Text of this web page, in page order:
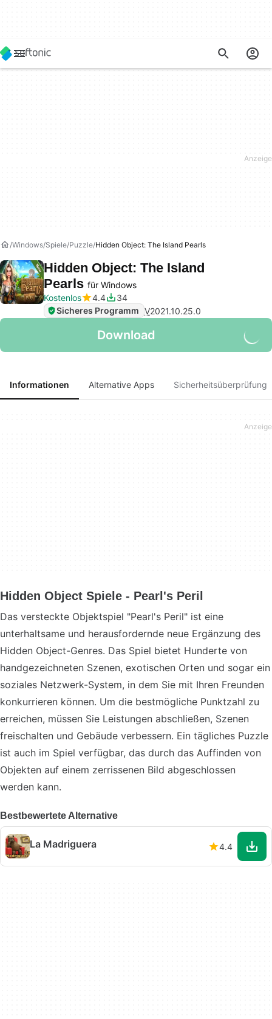
Windows Spiele Puzzle Hidden Object: The Island Pearls
Hidden Object: The Island
Pearls für Windows
Kostenlos
4.4
34
Sicheres Programm V2021.10.25.0
Download
Informationen Alternative Apps Sicherheitsüberprüfung
Hidden Object Spiele - Pearl's Peril
Das versteckte Objektspiel "Pearl's Peril" ist eine
unterhaltsame und herausfordernde neue Ergänzung des
Hidden Object-Genres. Das Spiel bietet Hunderte von
handgezeichneten Szenen, exotischen Orten und sogar ein
soziales Netzwerk-System, in dem Sie mit Ihren Freunden
konkurrieren können. Um die bestmögliche Punktzahl zu
erreichen, müssen Sie Leistungen abschließen, Szenen
freischalten und Gebäude verbessern. Ein tägliches Puzzle
ist auch im Spiel verfügbar, das durch das Auffinden von
Objekten auf einem zerrissenen Bild abgeschlossen
werden kann.
Bestbewertete Alternative
La Madriguera 4.4